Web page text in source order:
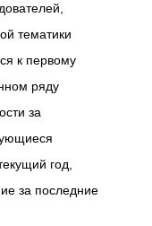
тематики
к первому
ряду
за
год,
за последние